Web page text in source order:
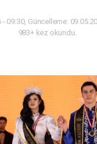
- 09:30, Güncelleme:
983+ kez okundu.